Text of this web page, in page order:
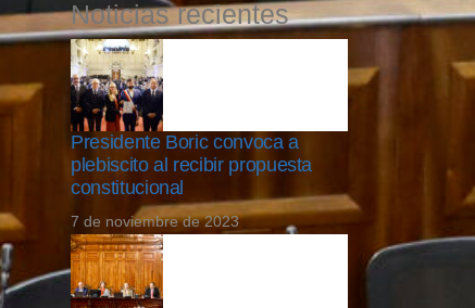
Noticias recientes
Presidente Boric convoca a
plebiscito al recibir propuesta
constitucional
7 de noviembre de 2023